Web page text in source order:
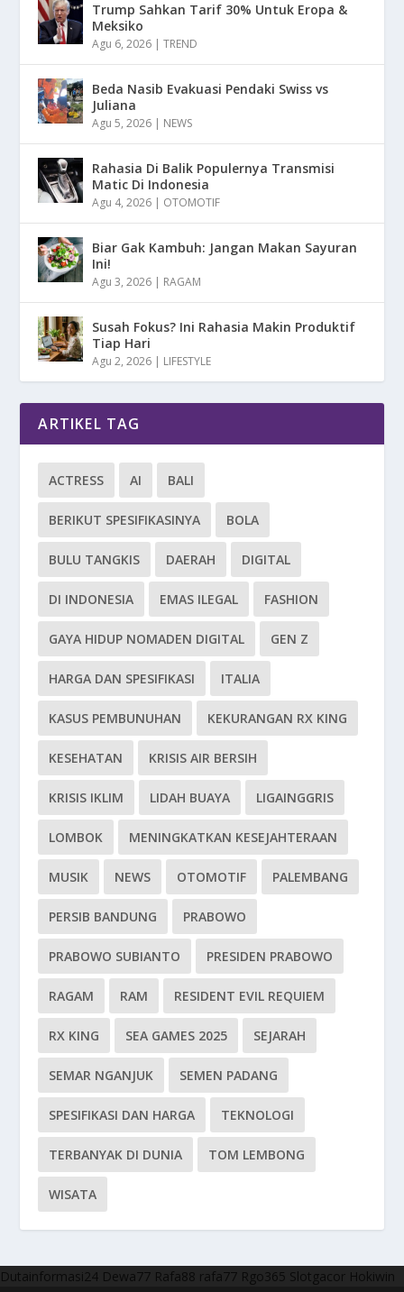
Trump Sahkan Tarif 30% Untuk Eropa &
Meksiko
Agu 6, 2026 |TREND
Beda Nasib Evakuasi Pendaki Swiss vs
Juliana
Agu 5, 2026 | NEWS
Rahasia Di Balik Populernya Transmisi
Matic Di Indonesia
Agu 4, 2026 | OTOMOTIF
Biar Gak Kambuh: Jangan Makan Sayuran
Ini!
Agu 3, 2026 | RAGAM
Susah Fokus? Ini Rahasia Makin Produktif
Tiap Hari
Agu 2, 2026 | LIFESTYLE
ARTIKEL TAG
ACTRESS AI BALI
BERIKUT SPESIFIKASINYA BOLA
BULU TANGKIS DAERAH DIGITAL
DI INDONESIA EMAS ILEGAL FASHION
GAYA HIDUP NOMADEN DIGITAL GEN Z
HARGA DAN SPESIFIKASI ITALIA
KASUS PEMBUNUHAN KEKURANGAN RX KING
KESEHATAN KRISIS AIR BERSIH
KRISIS IKLIM LIDAH BUAYA LIGAINGGRIS
LOMBOK MENINGKATKAN KESEJAHTERAAN
MUSIK NEWS OTOMOTIF PALEMBANG
PERSIB BANDUNG PRABOWO
PRABOWO SUBIANTO PRESIDEN PRABOWO
RAGAM RAM RESIDENT EVIL REQUIEM
RX KING SEA GAMES 2025 SEJARAH
SEMAR NGANJUK SEMEN PADANG
SPESIFIKASI DAN HARGA TEKNOLOGI
TERBANYAK DI DUNIA TOM LEMBONG
WISATA
Dutainformasi24 Dewa77 Rafa88 rafa77 Rgo365 Slotgacor Hokiwin